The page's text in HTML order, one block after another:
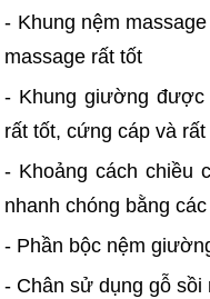
- Khung nệm
massage rất tốt
- Khung giường
rất tốt, cứng cáp và
- Khoảng cách chiều
nhanh chóng bằng
- Phần bộc nệm
- Chân sử dụng gỗ sồi